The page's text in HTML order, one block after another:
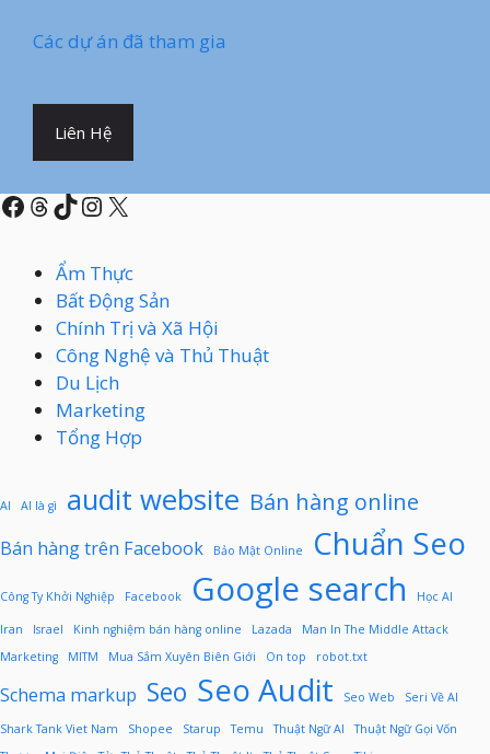
Các dự án đã tham gia
Liên Hệ
Facebook
Threads
TikTok
Instagram
X
Ẩm Thực
Bất Động Sản
Chính Trị và Xã Hội
Công Nghệ và Thủ Thuật
Du Lịch
Marketing
Tổng Hợp
AI AI là gì audit website Bán hàng online
Bán hàng trên Facebook Bảo Mật Online Chuẩn Seo
Công Ty Khởi Nghiệp Facebook Google search Học AI
Iran Israel Kinh nghiệm bán hàng online Lazada
Man In The Middle Attack
Marketing
MITM Mua Sắm Xuyên Biên Giới On top robot.txt
Schema markup Seo Seo Audit Seo Web Seri Về AI
Shark Tank Viet Nam Shopee Starup Temu Thuật Ngữ AI
Thuật Ngữ Gọi Vốn